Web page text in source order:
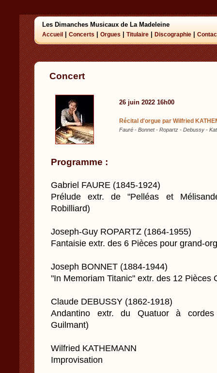
Les Dimanches Musicaux de La Madeleine
Accueil Concerts Orgues Titulaire Discographie
Concert
26 juin 2022 16h00
Récital d'orgue par Wilfried
Fauré - Bonnet - Ropartz - Debussy -
Programme :
Gabriel FAURE (1845-1924)
Prélude extr. de "Pelléas et
Robilliard)
Joseph-Guy ROPARTZ (1864-1955)
Fantaisie extr. des 6 Pièces pour grand-
Joseph BONNET (1884-1944)
"In Memoriam Titanic" extr. des 12 Pièces
Claude DEBUSSY (1862-1918)
Andantino extr. du Quatuor à cordes
Guilmant)
Wilfried KATHEMANN
Improvisation